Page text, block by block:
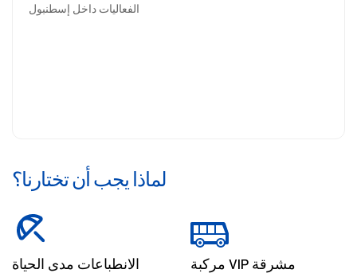
الفعاليات داخل إسطنبول
لماذا يجب أن تختارنا؟
الانطباعات مدى الحياة مركبة VIP مشرقة